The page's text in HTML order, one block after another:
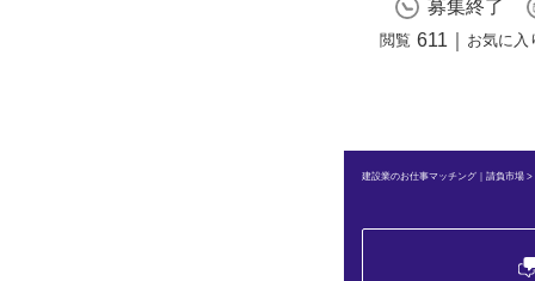
募集終了
閲覧 611 お気に入
建設業のお仕事マッチング｜請負市場 >